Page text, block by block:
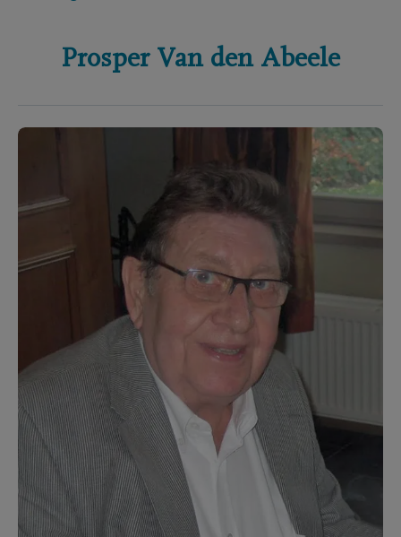
Prosper Van den Abeele